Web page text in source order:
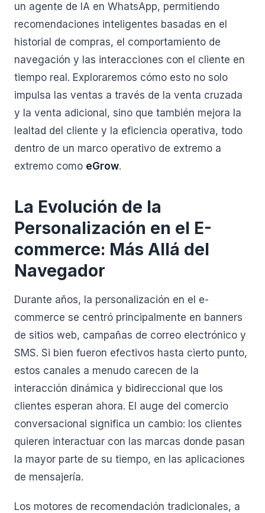
un agente de IA en WhatsApp, permitiendo
recomendaciones inteligentes basadas en el
historial de compras, el comportamiento de
navegación y las interacciones con el cliente en
tiempo real. Exploraremos cómo esto no solo
impulsa las ventas a través de la venta cruzada
y la venta adicional, sino que también mejora la
lealtad del cliente y la eficiencia operativa, todo
dentro de un marco operativo de extremo a
extremo como eGrow.
La Evolución de la
Personalización en el E-
commerce: Más Allá del
Navegador
Durante años, la personalización en el e-
commerce se centró principalmente en banners
de sitios web, campañas de correo electrónico y
SMS. Si bien fueron efectivos hasta cierto punto,
estos canales a menudo carecen de la
interacción dinámica y bidireccional que los
clientes esperan ahora. El auge del comercio
conversacional significa un cambio: los clientes
quieren interactuar con las marcas donde pasan
la mayor parte de su tiempo, en las aplicaciones
de mensajería.
Los motores de recomendación tradicionales, a